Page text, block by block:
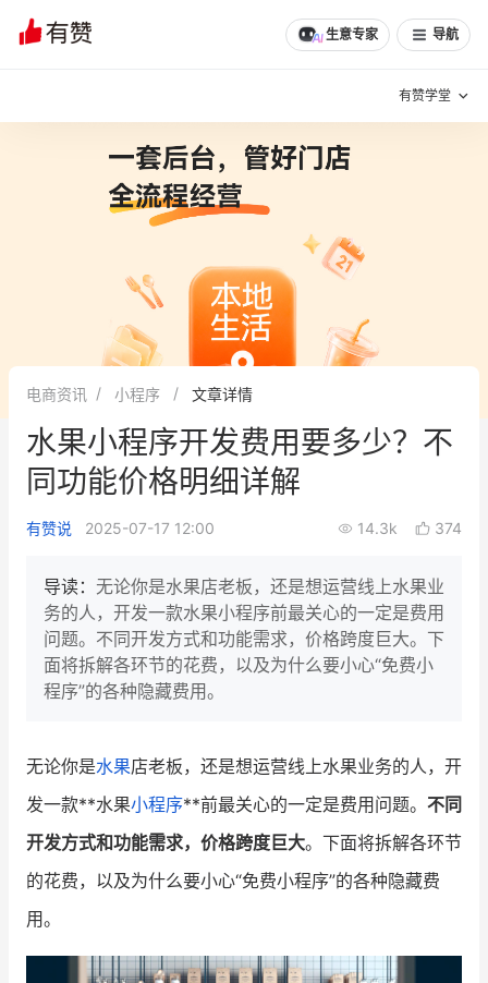
生意专家 导航
有赞学堂
增长方法
有赞专家说
新零售最佳实践
面对面聊增长
新零售大会 新零售茶会
增长产品指南
智库 产品场景库
行业洞察
品牌消费观 行业报告
培训课程
私域课程 新零售内参
文章 问诊 分享
电商资讯 小程序 文章详情
水果小程序开发费用要多少？不
同功能价格明细详解
有赞说 2025-07-17 12:00 14.3k 374
导读： 无论你是水果店老板，还是想运营线上水果业
务的人，开发一款水果小程序前最关心的一定是费用
问题。不同开发方式和功能需求，价格跨度巨大。下
面将拆解各环节的花费，以及为什么要小心“免费小
程序”的各种隐藏费用。
无论你是水果店老板，还是想运营线上水果业务的人，开
发一款**水果小程序**前最关心的一定是费用问题。 不同
开发方式和功能需求，价格跨度巨大。下面将拆解各环节
的花费，以及为什么要小心“免费小程序”的各种隐藏费
用。